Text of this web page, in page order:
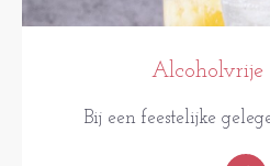
Alcoholvrije
Bij een feestelijke